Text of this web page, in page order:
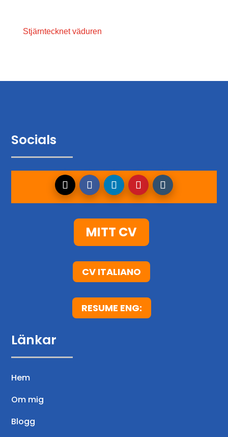
Stjärntecknet väduren
Socials
MITT CV
CV ITALIANO
RESUME ENG:
Länkar
Hem
Om mig
Blogg